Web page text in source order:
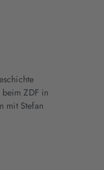
ZDF in
mit Stefan